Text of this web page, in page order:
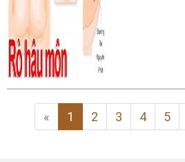
« 1 2 3 4 5